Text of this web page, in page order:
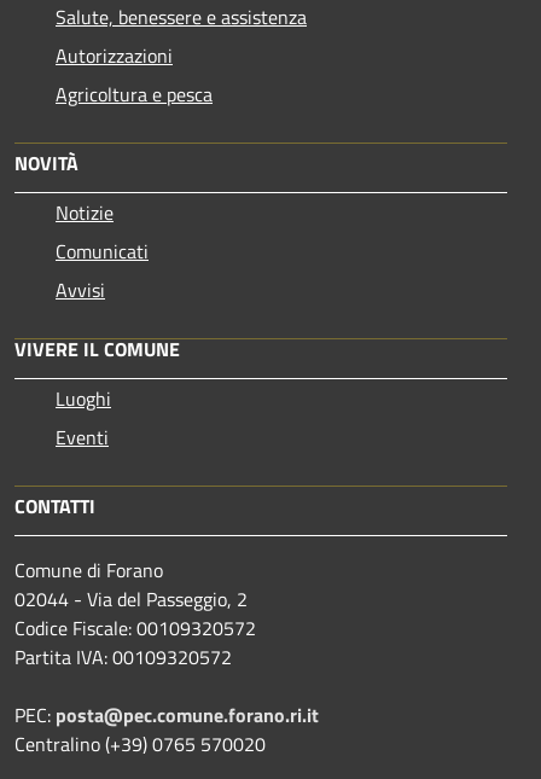
Salute, benessere e assistenza
Autorizzazioni
Agricoltura e pesca
NOVITÀ
Notizie
Comunicati
Avvisi
VIVERE IL COMUNE
Luoghi
Eventi
CONTATTI
Comune di Forano
02044 - Via del Passeggio, 2
Codice Fiscale: 00109320572
Partita IVA: 00109320572
PEC: posta@pec.comune.forano.ri.it
Centralino (+39) 0765 570020